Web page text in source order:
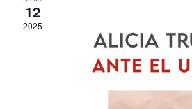
fecha.
12
2025